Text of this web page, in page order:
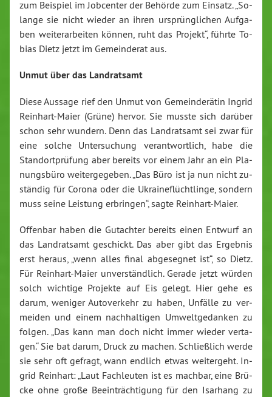
zum Bei­spiel im Job­cen­ter der Be­hör­de zum Ein­satz. „So­
lan­ge sie nicht wie­der an ihren ur­sprüng­li­chen Auf­ga­
ben wei­ter­ar­bei­ten kön­nen, ruht das Pro­jekt“, führ­te To­
bi­as Dietz jetzt im Ge­mein­de­rat aus.
Unmut über das Land­rats­amt
Diese Aus­sa­ge rief den Unmut von Ge­mein­de­rä­tin In­grid
Rein­hart-Maier (Grüne) her­vor. Sie muss­te sich dar­über
schon sehr wun­dern. Denn das Land­rats­amt sei zwar für
eine sol­che Un­ter­su­chung ver­ant­wort­lich, habe die
Stand­ort­prü­fung aber be­reits vor einem Jahr an ein Pla­
nungs­bü­ro wei­ter­ge­ge­ben. „Das Büro ist ja nun nicht zu­
stän­dig für Co­ro­na oder die Ukrai­ne­flücht­lin­ge, son­dern
muss seine Leis­tung er­brin­gen“, sagte Rein­hart-Maier.
Of­fen­bar haben die Gut­ach­ter be­reits einen Ent­wurf an
das Land­rats­amt ge­schickt. Das aber gibt das Er­geb­nis
erst her­aus, „wenn alles final ab­ge­seg­net ist“, so Dietz.
Für Rein­hart-Maier un­ver­ständ­lich. Ge­ra­de jetzt wür­den
solch wich­ti­ge Pro­jek­te auf Eis ge­legt. Hier gehe es
darum, we­ni­ger Au­to­ver­kehr zu haben, Un­fäl­le zu ver­
mei­den und einem nach­hal­ti­gen Um­welt­ge­dan­ken zu
fol­gen. „Das kann man doch nicht immer wie­der ver­ta­
gen.“ Sie bat darum, Druck zu ma­chen. Schlie­ß­lich werde
sie sehr oft ge­fragt, wann end­lich etwas wei­ter­geht. In­
grid Rein­hart: „Laut Fach­leu­ten ist es mach­bar, eine Brü­
cke ohne große Be­ein­träch­ti­gung für den Isar­hang zu